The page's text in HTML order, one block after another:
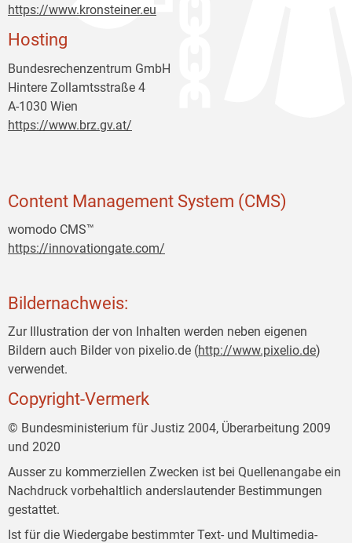
https://www.kronsteiner.eu
Hosting
Bundesrechenzentrum GmbH
Hintere Zollamtsstraße 4
A-1030 Wien
https://www.brz.gv.at/
Content Management System (CMS)
womodo CMS™
https://innovationgate.com/
Bildernachweis:
Zur Illustration der von Inhalten werden neben eigenen
Bildern auch Bilder von pixelio.de (http://www.pixelio.de)
verwendet.
Copyright-Vermerk
© Bundesministerium für Justiz 2004, Überarbeitung 2009
und 2020
Ausser zu kommerziellen Zwecken ist bei Quellenangabe ein
Nachdruck vorbehaltlich anderslautender Bestimmungen
gestattet.
Ist für die Wiedergabe bestimmter Text- und Multimedia-